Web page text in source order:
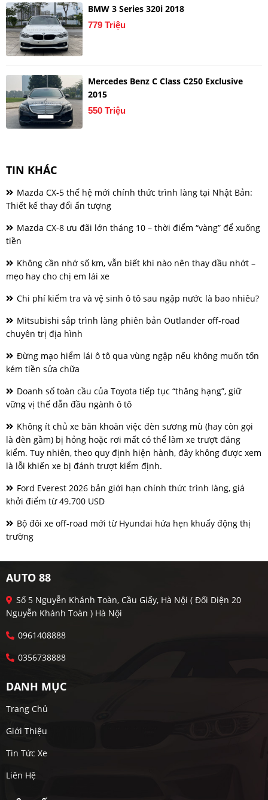
BMW 3 Series 320i 2018
779 Triệu
Mercedes Benz C Class C250 Exclusive
2015
550 Triệu
TIN KHÁC
Mazda CX-5 thế hệ mới chính thức trình làng tại Nhật Bản:
Thiết kế thay đổi ấn tượng
Mazda CX-8 ưu đãi lớn tháng 10 – thời điểm “vàng” để xuống
tiền
Không cần nhớ số km, vẫn biết khi nào nên thay dầu nhớt –
mẹo hay cho chị em lái xe
Chi phí kiểm tra và vệ sinh ô tô sau ngập nước là bao nhiêu?
Mitsubishi sắp trình làng phiên bản Outlander off-road
chuyên trị địa hình
Đừng mạo hiểm lái ô tô qua vùng ngập nếu không muốn tốn
kém tiền sửa chữa
Doanh số toàn cầu của Toyota tiếp tục “thăng hạng”, giữ
vững vị thế dẫn đầu ngành ô tô
Không ít chủ xe băn khoăn việc đèn sương mù (hay còn gọi
là đèn gầm) bị hỏng hoặc rơi mất có thể làm xe trượt đăng
kiểm. Tuy nhiên, theo quy định hiện hành, đây không được xem
là lỗi khiến xe bị đánh trượt kiểm định.
Ford Everest 2026 bản giới hạn chính thức trình làng, giá
khởi điểm từ 49.700 USD
Bộ đôi xe off-road mới từ Hyundai hứa hẹn khuấy động thị
trường
AUTO 88
Số 5 Nguyễn Khánh Toàn, Cầu Giấy, Hà Nội ( Đối Diện 20
Nguyễn Khánh Toàn ) Hà Nội
0961408888
0356738888
DANH MỤC
Trang Chủ
Giới Thiệu
Tin Tức Xe
Liên Hệ